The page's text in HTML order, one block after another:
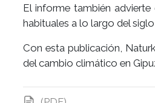
El informe también
habituales a lo largo del
Con esta publicación,
del cambio climático en